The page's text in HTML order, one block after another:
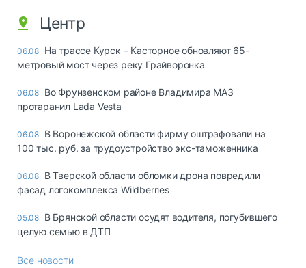
Центр
06.08 На трассе Курск – Касторное обновляют 65-
метровый мост через реку Грайворонка
06.08 Во Фрунзенском районе Владимира МАЗ
протаранил Lada Vesta
06.08 В Воронежской области фирму оштрафовали на
100 тыс. руб. за трудоустройство экс-таможенника
06.08 В Тверской области обломки дрона повредили
фасад логокомплекса Wildberries
05.08 В Брянской области осудят водителя, погубившего
целую семью в ДТП
Все новости